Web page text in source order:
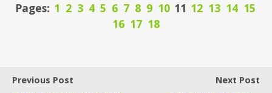
Pages: 1 2 3 4 5 6 7 8 9 10 11 12 13 14 15
16 17 18
Previous Post
Next Post